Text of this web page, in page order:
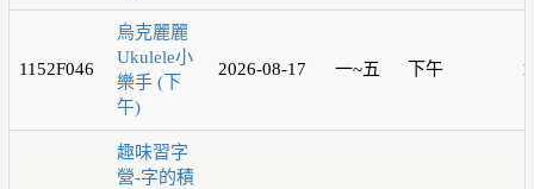
1152F046
烏克麗麗
Ukulele小
樂手 (下
午)
2026-08-17 一~五 下午
趣味習字
營-字的積